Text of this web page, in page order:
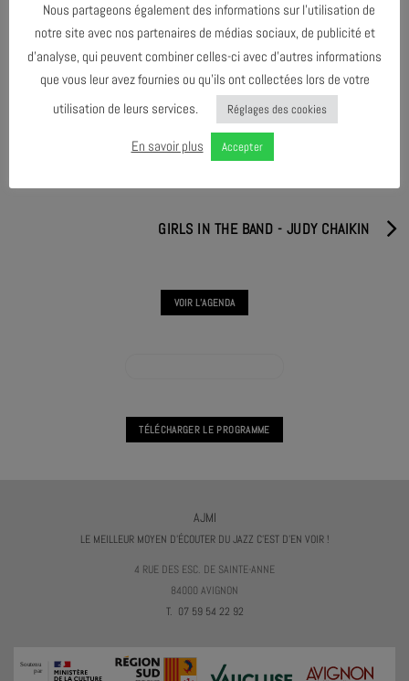
PARTAGER & COMMENTER
GIRLS IN THE BAND - JUDY CHAIKIN
VOIR L'AGENDA
TÉLÉCHARGER LE PROGRAMME
AJMI
LE MEILLEUR MOYEN D'ÉCOUTER DU JAZZ C'EST D'EN VOIR !
4 RUE DES ESC. DE SAINTE-ANNE
84000 AVIGNON
T. 07 59 54 22 92
Nous partageons également des informations sur l’utilisation de
notre site avec nos partenaires de médias sociaux, de publicité et
d’analyse, qui peuvent combiner celles-ci avec d’autres informations
que vous leur avez fournies ou qu’ils ont collectées lors de votre
utilisation de leurs services.
Réglages des cookies
En savoir plus Accepter